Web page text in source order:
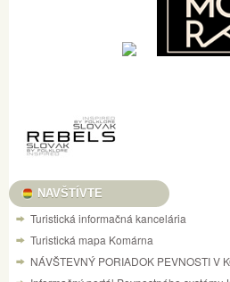
NAVŠTÍVTE
Turistická informačná kancelária
Turistická mapa Komárna
NÁVŠTEVNÝ PORIADOK PEVNOSTI V